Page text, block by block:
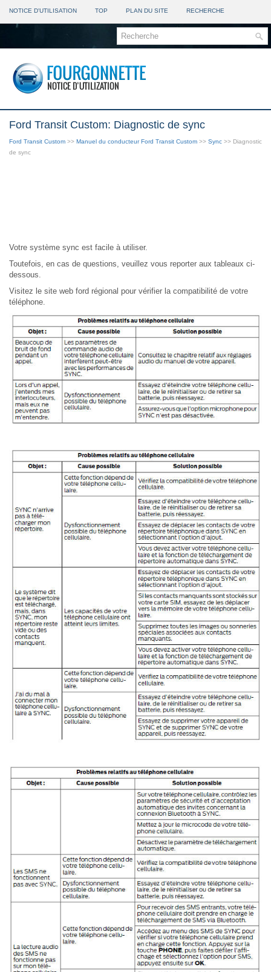
NOTICE D'UTILISATION TOP PLAN DU SITE RECHERCHE
Ford Transit Custom: Diagnostic de sync
Ford Transit Custom >> Manuel du conducteur Ford Transit Custom >> Sync >> Diagnostic
de sync
Votre système sync est facile à utiliser.
Toutefois, en cas de questions, veuillez vous reporter aux tableaux ci-
dessous.
Visitez le site web ford régional pour vérifier la compatibilité de votre
téléphone.